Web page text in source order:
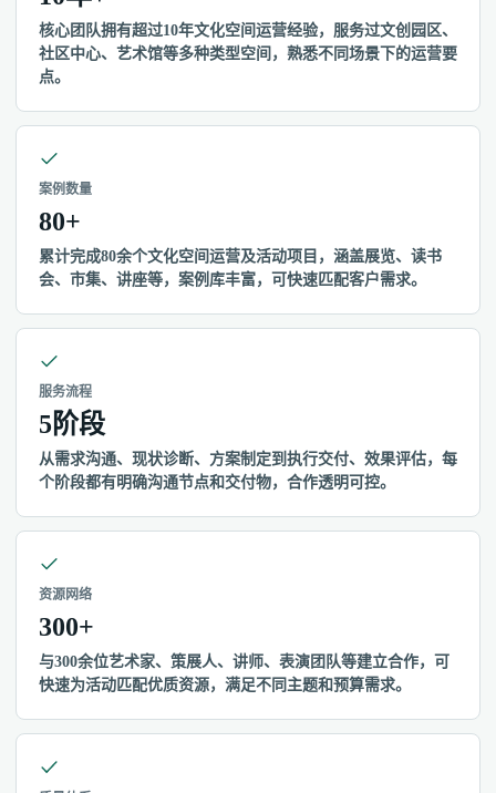
核心团队拥有超过10年文化空间运营经验，服务过文创园区、
社区中心、艺术馆等多种类型空间，熟悉不同场景下的运营要
点。
案例数量
80+
累计完成80余个文化空间运营及活动项目，涵盖展览、读书
会、市集、讲座等，案例库丰富，可快速匹配客户需求。
服务流程
5阶段
从需求沟通、现状诊断、方案制定到执行交付、效果评估，每
个阶段都有明确沟通节点和交付物，合作透明可控。
资源网络
300+
与300余位艺术家、策展人、讲师、表演团队等建立合作，可
快速为活动匹配优质资源，满足不同主题和预算需求。